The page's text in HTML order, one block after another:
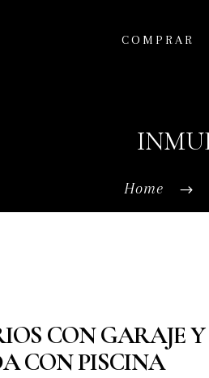
COMPRAR
Home
CON GARAJE
CON PISCINA